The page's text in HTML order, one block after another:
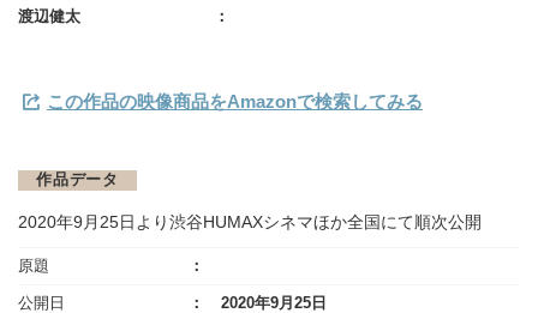
渡辺健太
この作品の映像商品をAmazonで検索してみる
作品データ
2020年9月25日より渋谷HUMAXシネマほか全国にて順次公開
原題
公開日 2020年9月25日